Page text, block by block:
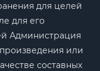
для целей
для его
Администрация
или
составных